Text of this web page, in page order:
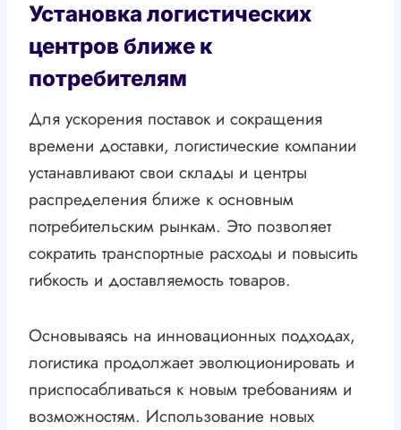
Установка логистических
центров ближе к
потребителям
Для ускорения поставок и сокращения
времени доставки, логистические компании
устанавливают свои склады и центры
распределения ближе к основным
потребительским рынкам. Это позволяет
сократить транспортные расходы и повысить
гибкость и доставляемость товаров.
Основываясь на инновационных подходах,
логистика продолжает эволюционировать и
приспосабливаться к новым требованиям и
возможностям. Использование новых